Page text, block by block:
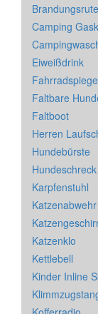
Brandungsrute
Camping
Eiweißdrink
Faltbare
Faltboot
Herren
Hundebürste
Hundeschreck
Karpfenstuhl
Katzenabwehr
Katzenklo
Kettlebell
Kinder Inline